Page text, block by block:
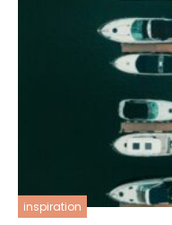
inspiration